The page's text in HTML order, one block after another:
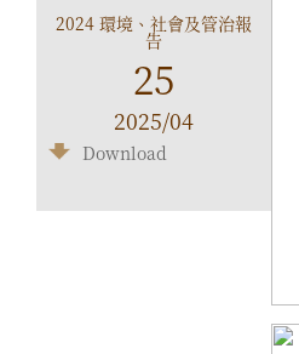
2024 環境、社會及管治報
告
25
2025/04
Download